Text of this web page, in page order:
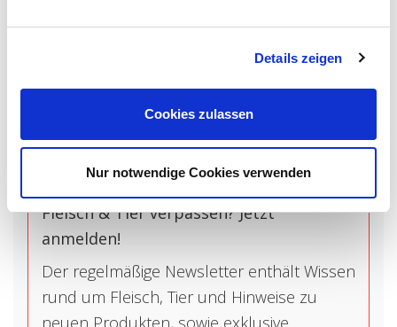
Details zeigen
Cookies zulassen
Nur notwendige Cookies verwenden
zähe Mittelsehne kann einfach entfernt
Du möchtest keine Aktionen rund um
Fleisch & Tier verpassen? Jetzt
anmelden!
Der regelmäßige Newsletter enthält Wissen
rund um Fleisch, Tier und Hinweise zu
neuen Produkten, sowie exklusive